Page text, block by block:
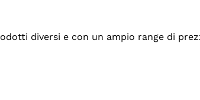
diversi e con un ampio range di